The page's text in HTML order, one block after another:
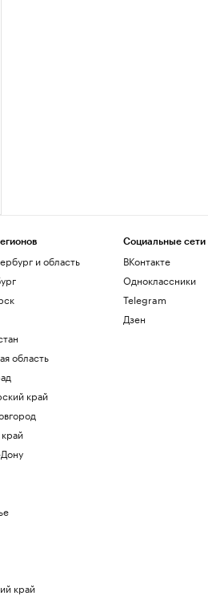
и область
область
край
край
Социальные сети
ВКонтакте
Одноклассники
Telegram
Дзен